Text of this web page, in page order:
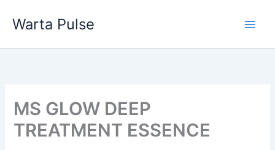
Warta Pulse
MS GLOW DEEP
TREATMENT ESSENCE